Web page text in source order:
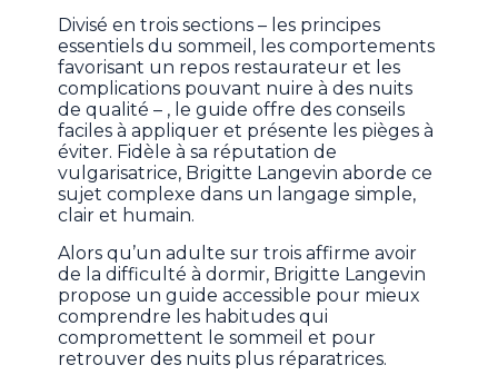
Divisé en trois sections – les principes
essentiels du sommeil, les comportements
favorisant un repos restaurateur et les
complications pouvant nuire à des nuits
de qualité – , le guide offre des conseils
faciles à appliquer et présente les pièges à
éviter. Fidèle à sa réputation de
vulgarisatrice, Brigitte Langevin aborde ce
sujet complexe dans un langage simple,
clair et humain.
Alors qu’un adulte sur trois affirme avoir
de la difficulté à dormir, Brigitte Langevin
propose un guide accessible pour mieux
comprendre les habitudes qui
compromettent le sommeil et pour
retrouver des nuits plus réparatrices.